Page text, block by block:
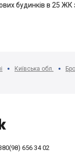
будинків в 25 ЖК
Київська обл.
656 34 02